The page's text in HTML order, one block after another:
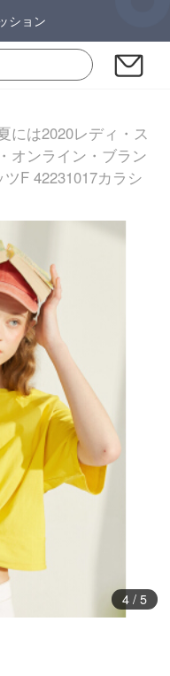
ション
には2020レディ・ス
オンライン・ブラン
F 42231017カラシ
5/ 5